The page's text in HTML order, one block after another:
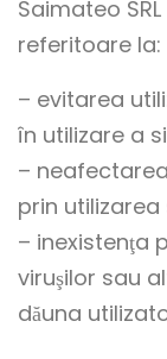
Saimateo
referitoare la:
– evitarea
în utilizare a
–
prin utilizarea
– inexistenţa
viruşilor sau
dăuna